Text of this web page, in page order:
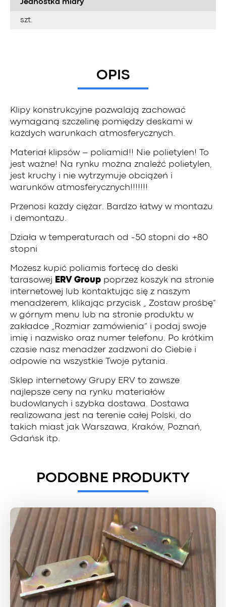
Jednostka miary
szt.
OPIS
Klipy konstrukcyjne pozwalają zachować
wymaganą szczelinę pomiędzy deskami w
każdych warunkach atmosferycznych.
Materiał klipsów – poliamid!! Nie polietylen! To
jest ważne! Na rynku można znaleźć polietylen,
jest kruchy i nie wytrzymuje obciążeń i
warunków atmosferycznych!!!!!!!
Przenosi każdy ciężar. Bardzo łatwy w montażu
i demontażu.
Działa w temperaturach od -50 stopni do +80
stopni
Możesz kupić poliamis fortecę do deski
tarasowej
ERV Group poprzez koszyk na stronie
internetowej lub kontaktując się z naszym
menadżerem, klikając przycisk „ Zostaw prośbę”
w górnym menu lub na stronie produktu w
zakładce „Rozmiar zamówienia” i podaj swoje
imię i nazwisko oraz numer telefonu. Po krótkim
czasie nasz menadżer zadzwoni do Ciebie i
odpowie na wszystkie Twoje pytania.
Sklep internetowy Grupy ERV to zawsze
najlepsze ceny na rynku materiałów
budowlanych i szybka dostawa. Dostawa
realizowana jest na terenie całej Polski, do
takich miast jak Warszawa, Kraków, Poznań,
Gdańsk itp.
PODOBNE PRODUKTY